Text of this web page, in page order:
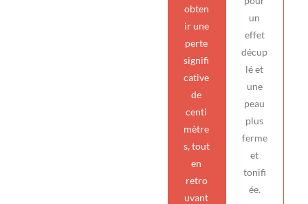
obten
ir une
perte
signifi
cative
de
centi
mètre
s, tout
en
retro
uvant
un
effet
décup
lé et
une
peau
plus
ferme
et
tonifi
ée.